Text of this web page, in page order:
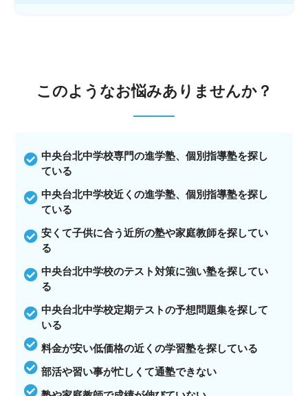
このようなお悩みありませんか？
中央台北中学校専門の進学塾、個別指導塾を探し
ている
中央台北中学校近くの進学塾、個別指導塾を探し
ている
安くて子供に合う近所の塾や家庭教師を探してい
る
中央台北中学校のテスト対策に強い塾を探してい
る
中央台北中学校定期テストの予想問題集を探して
いる
料金が安い低価格の近くの学習塾を探している
部活や習い事が忙しくて通塾できない